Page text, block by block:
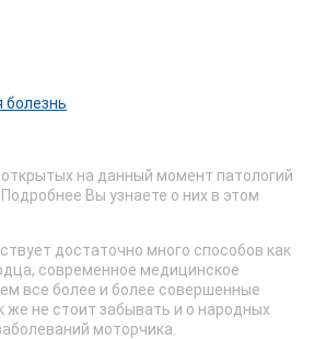
открытых на данный момент патологий
Вы узнаете о них в этом
достаточно много способов как
современное медицинское
все более и более совершенные
же не стоит забывать и о народных
моторчика.